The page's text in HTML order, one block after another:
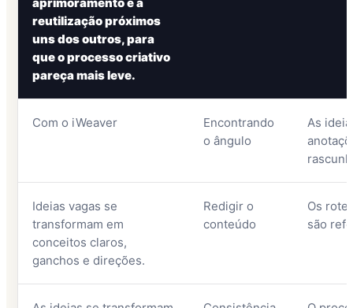
reutilização próximos
uns dos outros, para
que o processo criativo
pareça mais leve.
Com o iWeaver
Encontrando
o ângulo
As
Ideias vagas se
transformam em
conceitos claros,
ganchos e direções.
Redigir o
conteúdo
Os
são